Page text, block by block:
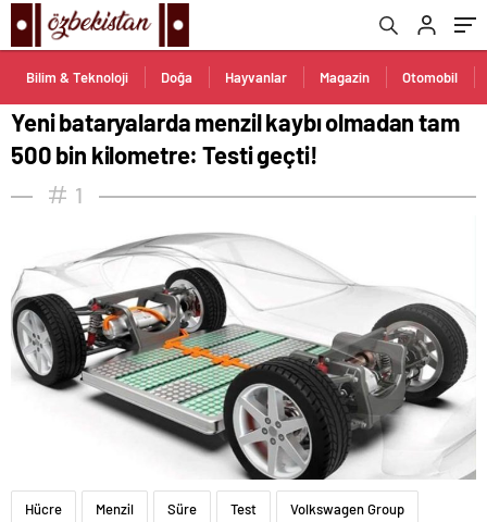
Bilim & Teknoloji Doğa Hayvanlar Magazin Otomobil
Yeni bataryalarda menzil kaybı olmadan tam
500 bin kilometre: Testi geçti!
1
Hücre Menzil Süre Test Volkswagen Group